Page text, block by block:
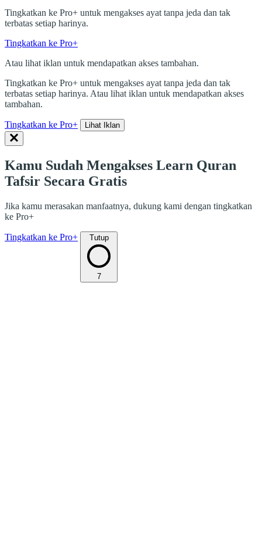
Tingkatkan ke Pro+ untuk mengakses ayat tanpa jeda dan tak
terbatas setiap harinya.
Tingkatkan ke Pro+
Atau lihat iklan untuk mendapatkan akses tambahan.
Tingkatkan ke Pro+ untuk mengakses ayat tanpa jeda dan tak
terbatas setiap harinya. Atau lihat iklan untuk mendapatkan akses
tambahan.
Tingkatkan ke Pro+ Lihat Iklan
Kamu Sudah Mengakses Learn Quran
Tafsir Secara Gratis
Jika kamu merasakan manfaatnya, dukung kami dengan tingkatkan
ke Pro+
Tingkatkan ke Pro+ Tutup
7